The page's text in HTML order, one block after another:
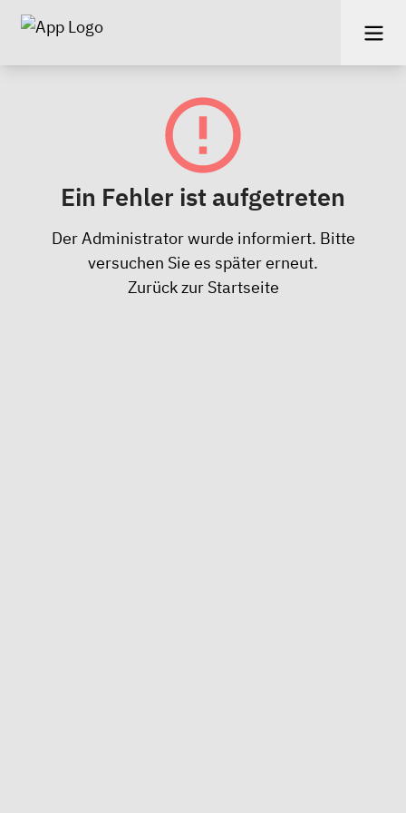
Ein Fehler ist aufgetreten
Der Administrator wurde informiert. Bitte
versuchen Sie es später erneut.
Zurück zur Startseite